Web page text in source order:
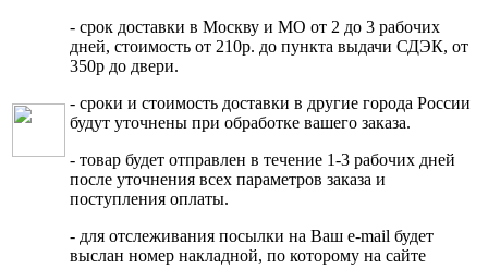
- срок доставки в Москву и МО от 2 до 3 рабочих
дней, стоимость от 210р. до пункта выдачи СДЭК, от
350р до двери.
- сроки и стоимость доставки в другие города России
будут уточнены при обработке вашего заказа.
- товар будет отправлен в течение 1-3 рабочих дней
после уточнения всех параметров заказа и
поступления оплаты.
- для отслеживания посылки на Ваш e-mail будет
выслан номер накладной, по которому на сайте